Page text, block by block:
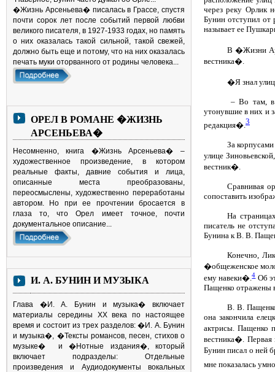
�Жизнь Арсеньева� писалась в Грассе, спустя
почти сорок лет после событий первой любви
великого писателя, в 1927-1933 годах, но память
о них оказалась такой сильной, такой свежей,
должно быть еще и потому, что на них оказалась
печать муки оторванного от родины человека...
ОРЕЛ В РОМАНЕ �ЖИЗНЬ
АРСЕНЬЕВА�
Несомненно, книга �Жизнь Арсеньева� –
художественное произведение, в котором
реальные факты, давние события и лица,
описанные места преобразованы,
переосмыслены, художественно переработаны
автором. Но при ее прочтении бросается в
глаза то, что Орел имеет точное, почти
документальное описание...
И. А. БУНИН И МУЗЫКА
Глава �И. А. Бунин и музыка� включает
материалы середины ХХ века по настоящее
время и состоит из трех разделов: �И. А. Бунин
и музыка�, �Тексты романсов, песен, стихов о
музыке� и �Нотные издания�, который
включает подразделы: Отдельные
произведения и Аудиодокументы вокальных
через реку Орлик
Бунин отступил от
называет ее
В �Жизни
вестника�.
�Я знал
– Во там, в
утонувшие в них и
редакция�. 3
За
улице
вестник�.
Сравнивая
сопоставить
На
писатель не
Бунина к В. В.
Конечно,
�общеженское
ему навеки�.4Об
Пащенко отражены
В. В.
она закончила
актрисы. Пащенко
вестника�. Первая
Бунин писал о ней
мне показалась